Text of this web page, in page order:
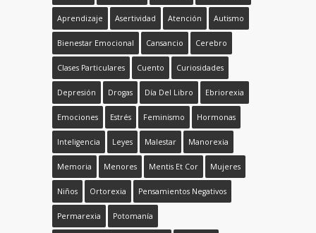
Aprendizaje Asertividad Atención Autismo
Bienestar Emocional Cansancio Cerebro
Clases Particulares Cuento Curiosidades
Depresión Drogas Día Del Libro Ebriorexia
Emociones Estrés Feminismo Hormonas
Inteligencia Leyes Malestar Manorexia
Memoria Menores Mentis Et Cor Mujeres
Niños Ortorexia Pensamientos Negativos
Permarexia Potomanía